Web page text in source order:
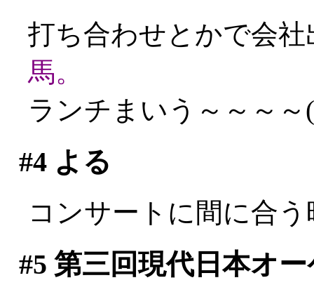
打ち合わせとかで会
馬。
ランチまいう～～～～
#4よる
コンサートに間に合
#5 第三回現代日本オ